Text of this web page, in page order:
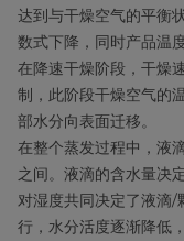
达到与干燥空气的平衡
数式下降，同时产品温
在降速干燥阶段，干燥
制，此阶段干燥空气的
部水分向表面迁移。
在整个蒸发过程中，液
之间。液滴的含水量决
对湿度共同决定了液滴/
行，水分活度逐渐降低